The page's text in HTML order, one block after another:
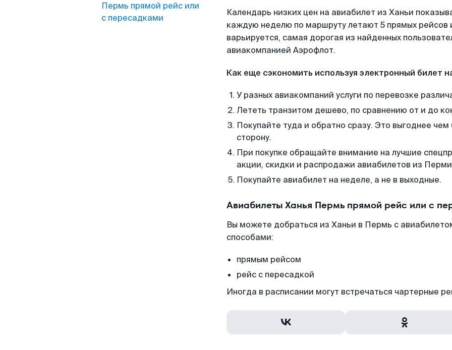
Пермь прямой рейс или
с пересадками
Календарь низких цен на авиабилет из Ханьи
каждую неделю по маршруту летают 5 прямых рейсов
варьируется, самая дорогая из найденных
авиакомпанией Аэрофлот.
Как еще сэкономить используя электронный билет
У разных авиакомпаний услуги по перевозке
Лететь транзитом дешево, по сравнению от и до
Покупайте туда и обратно сразу. Это выгоднее
сторону.
При покупке обращайте внимание на лучшие
акции, скидки и распродажи авиабилетов из
Покупайте авиабилет на неделе, а не в выходные.
Авиабилеты Ханья Пермь прямой рейс или с
Вы можете добраться из Ханьи в Пермь с
способами:
прямым рейсом
рейс с пересадкой
Иногда в расписании могут встречаться чартерные